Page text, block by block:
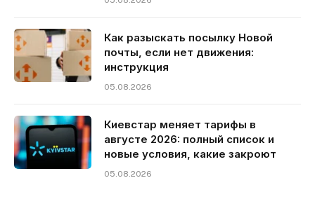
Как разыскать посылку Новой
почты, если нет движения:
инструкция
05.08.2026
Киевстар меняет тарифы в
августе 2026: полный список и
новые условия, какие закроют
05.08.2026